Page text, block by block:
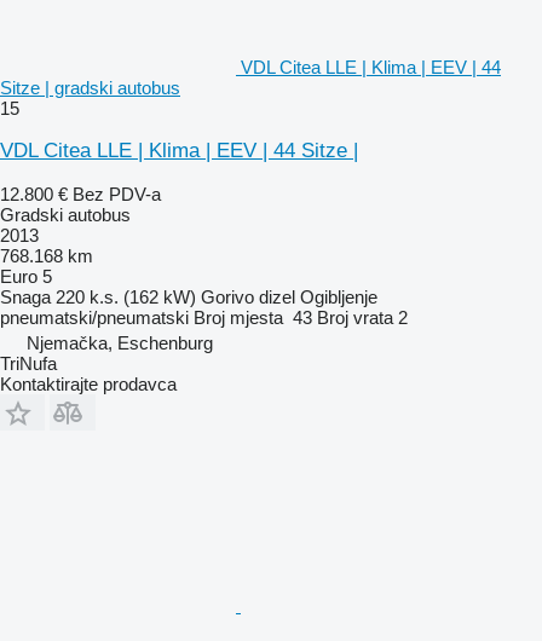
VDL Citea LLE | Klima | EEV | 44
Sitze | gradski autobus
15
VDL Citea LLE | Klima | EEV | 44 Sitze |
12.800 € Bez PDV-a
Gradski autobus
2013
768.168 km
Euro 5
Snaga 220 k.s. (162 kW) Gorivo dizel Ogibljenje
pneumatski/pneumatski Broj mjesta 43 Broj vrata 2
Njemačka, Eschenburg
TriNufa
Kontaktirajte prodavca